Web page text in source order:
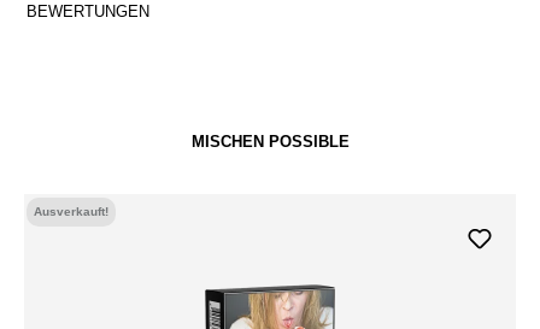
BEWERTUNGEN
MISCHEN POSSIBLE
Ausverkauft!